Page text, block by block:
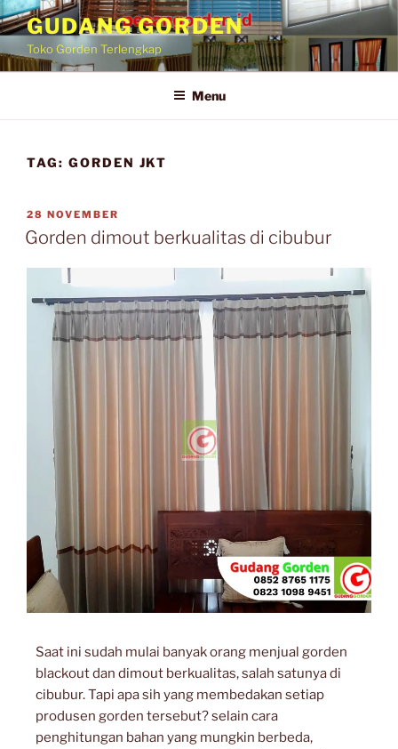
GUDANG GORDEN
Toko Gorden Terlengkap
Menu
TAG: GORDEN JKT
28 NOVEMBER
Gorden dimout berkualitas di cibubur
Saat ini sudah mulai banyak orang menjual gorden
blackout dan dimout berkualitas, salah satunya di
cibubur. Tapi apa sih yang membedakan setiap
produsen gorden tersebut? selain cara
penghitungan bahan yang mungkin berbeda,